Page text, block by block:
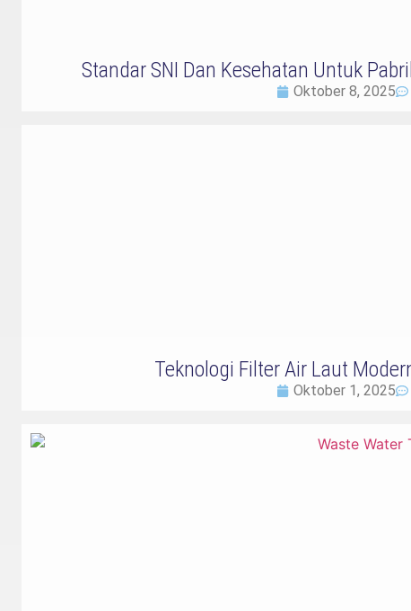
Standar SNI Dan Kesehatan Untuk
Oktober 8, 2025
Teknologi Filter Air Laut
Oktober 1, 2025